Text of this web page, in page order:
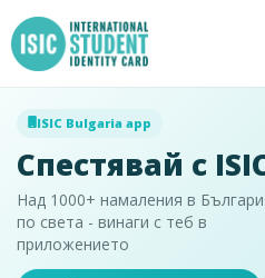
ISIC Bulgaria app
Спестявай с
Над 1000+ намаления в
по света - винаги с теб в
приложението